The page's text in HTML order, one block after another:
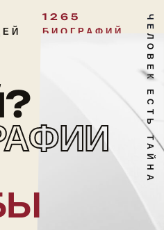
1265
БИОГРАФИЙ
ЧЕЛОВЕК ЕСТЬ ТАЙНА